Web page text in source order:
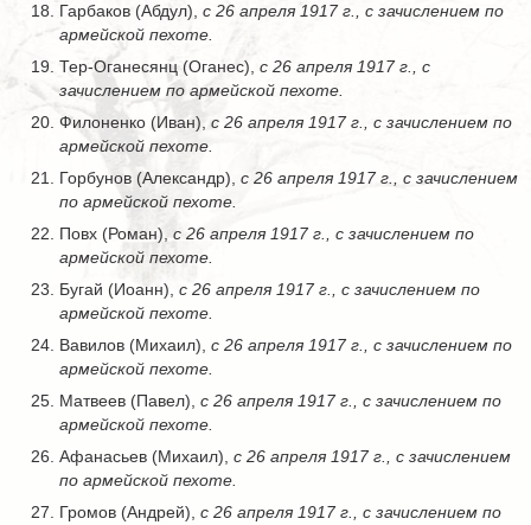
Гарбаков (Абдул), с 26 апреля 1917 г., с зачислением по
армейской пехоте.
Тер-Оганесянц (Оганес), с 26 апреля 1917 г., с
зачислением по армейской пехоте.
Филоненко (Иван), с 26 апреля 1917 г., с зачислением по
армейской пехоте.
Горбунов (Александр), с 26 апреля 1917 г., с зачислением
по армейской пехоте.
Повх (Роман), с 26 апреля 1917 г., с зачислением по
армейской пехоте.
Бугай (Иоанн), с 26 апреля 1917 г., с зачислением по
армейской пехоте.
Вавилов (Михаил), с 26 апреля 1917 г., с зачислением по
армейской пехоте.
Матвеев (Павел), с 26 апреля 1917 г., с зачислением по
армейской пехоте.
Афанасьев (Михаил), с 26 апреля 1917 г., с зачислением
по армейской пехоте.
Громов (Андрей), с 26 апреля 1917 г., с зачислением по